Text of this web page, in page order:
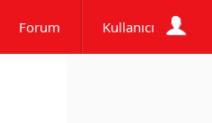
Forum Kullanıcı